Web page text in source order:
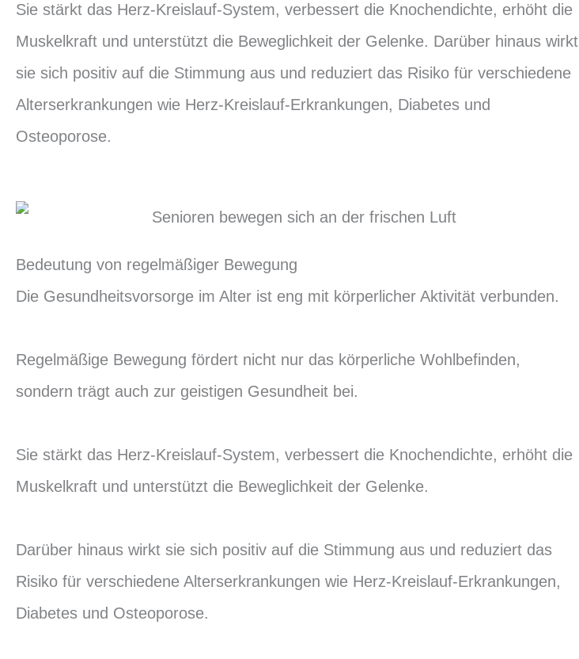
Sie stärkt das Herz-Kreislauf-System, verbessert die Knochendichte, erhöht die
Muskelkraft und unterstützt die Beweglichkeit der Gelenke. Darüber hinaus wirkt
sie sich positiv auf die Stimmung aus und reduziert das Risiko für verschiedene
Alterserkrankungen wie Herz-Kreislauf-Erkrankungen, Diabetes und
Osteoporose.
Bedeutung von regelmäßiger Bewegung
Die Gesundheitsvorsorge im Alter ist eng mit körperlicher Aktivität verbunden.
Regelmäßige Bewegung fördert nicht nur das körperliche Wohlbefinden,
sondern trägt auch zur geistigen Gesundheit bei.
Sie stärkt das Herz-Kreislauf-System, verbessert die Knochendichte, erhöht die
Muskelkraft und unterstützt die Beweglichkeit der Gelenke.
Darüber hinaus wirkt sie sich positiv auf die Stimmung aus und reduziert das
Risiko für verschiedene Alterserkrankungen wie Herz-Kreislauf-Erkrankungen,
Diabetes und Osteoporose.